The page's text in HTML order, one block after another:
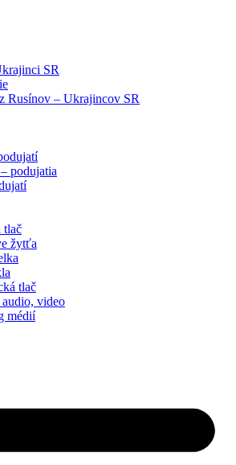
SR
Rusínov – Ukrajincov SR
podujatia
tlač
žytťa
tlač
video
médií